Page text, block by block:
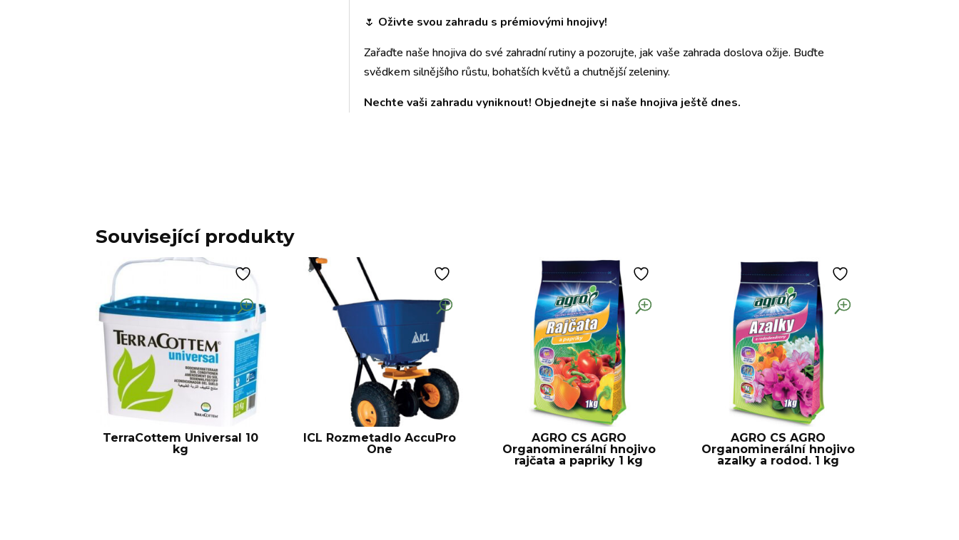
🌷 Oživte svou zahradu s prémiovými hnojivy!
Zařaďte naše hnojiva do své zahradní rutiny a pozorujte, jak vaše zahrada doslova ožije. Buďte
svědkem silnějšího růstu, bohatších květů a chutnější zeleniny.
Nechte vaši zahradu vyniknout! Objednejte si naše hnojiva ještě dnes.
Související produkty
TerraCottem Universal 10
kg
ICL Rozmetadlo AccuPro
One
AGRO CS AGRO
Organominerální hnojivo
rajčata a papriky 1 kg
AGRO CS AGRO
Organominerální hnojivo
azalky a rodod. 1 kg